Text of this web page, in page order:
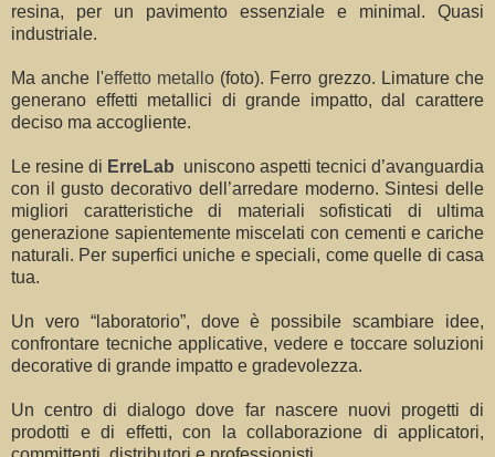
resina, per un pavimento essenziale e minimal. Quasi
industriale.
Ma anche l'effetto metallo(foto). Ferro grezzo. Limature che
generano effetti metallici di grande impatto, dal carattere
deciso ma accogliente.
Le resine di ErreLab uniscono aspetti tecnici d’avanguardia
con il gusto decorativo dell’arredare moderno. Sintesi delle
migliori caratteristiche di materiali sofisticati di ultima
generazione sapientemente miscelati con cementi e cariche
naturali. Per superfici uniche e speciali, come quelle di casa
tua.
Un vero “laboratorio”, dove è possibile scambiare idee,
confrontare tecniche applicative, vedere e toccare soluzioni
decorative di grande impatto e gradevolezza.
Un centro di dialogo dove far nascere nuovi progetti di
prodotti e di effetti, con la collaborazione di applicatori,